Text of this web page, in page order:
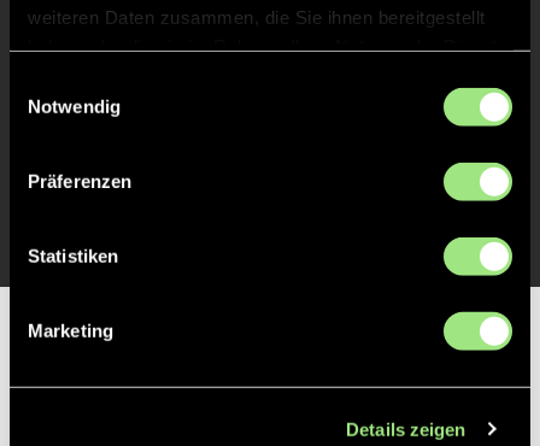
weiteren Daten zusammen, die Sie ihnen bereitgestellt
Notwendig
Präferenzen
Statistiken
Marketing
Details zeigen
18' TOR 1:2, FELDTOR
17'
TOR 1:0, FELDTOR
Partner